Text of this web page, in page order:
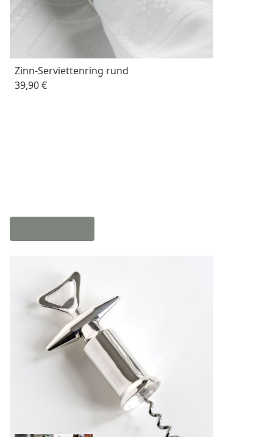
Zinn-Serviettenring rund
39,90 €